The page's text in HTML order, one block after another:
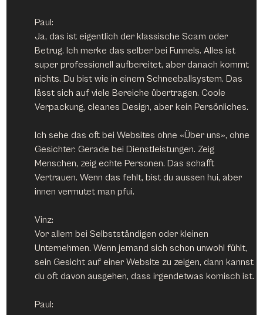
Paul:
Ja, das ist eigentlich der klassische Scam oder
Betrug. Ich merke das selber bei Funnels. Alles ist
super professionell aufbereitet, aber danach kommt
nichts. Du bist wie in einem Schneeballsystem. Das
lässt sich auf viele Bereiche übertragen. Coole
Verpackung, cleanes Design, aber kein Persönliches.
Ich sehe das oft bei Websites ohne «Über uns», ohne
Gesichter. Gerade bei Dienstleistungen. Zeig
Menschen, zeig echte Personen. Das schafft
Vertrauen. Wenn das fehlt, bist du aussen hui, aber
innen vermutet man pfui.
Vinz:
Vor allem bei Selbstständigen oder kleinen
Unternehmen. Wenn jemand sich schon unwohl fühlt,
sein Gesicht auf einer Website zu zeigen, dann kannst
du oft davon ausgehen, dass irgendetwas komisch ist.
Paul: